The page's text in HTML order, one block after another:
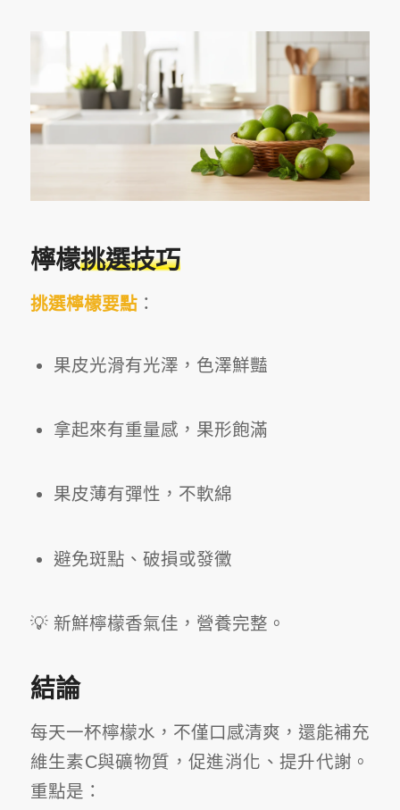
檸檬挑選技巧
挑選檸檬要點：
果皮光滑有光澤，色澤鮮豔
拿起來有重量感，果形飽滿
果皮薄有彈性，不軟綿
避免斑點、破損或發黴
💡 新鮮檸檬香氣佳，營養完整。
結論
每天一杯檸檬水，不僅口感清爽，還能補充
維生素C與礦物質，促進消化、提升代謝。
重點是：